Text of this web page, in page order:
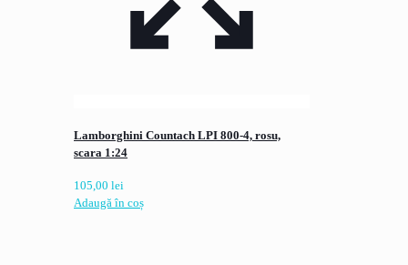
Lamborghini Countach LPI 800-4, rosu,
scara 1:24
105,00 lei
Adaugă în coș